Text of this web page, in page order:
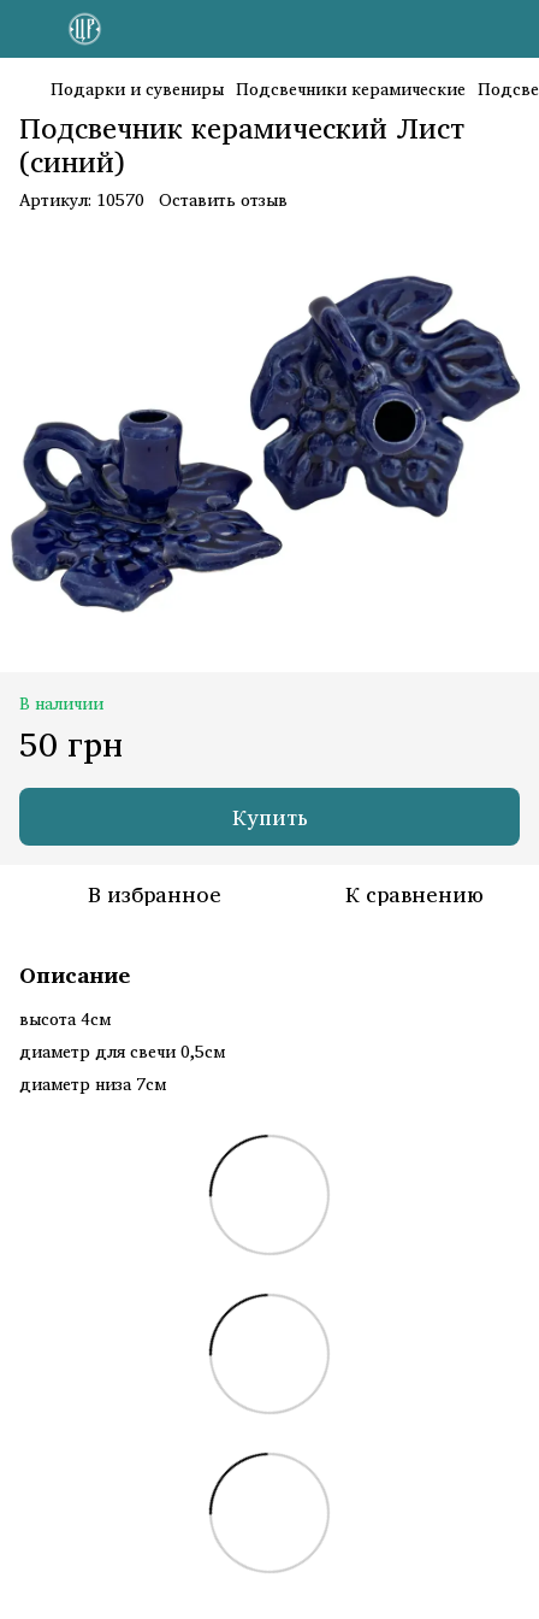
Подарки и сувениры Подсвечники керамические
Подсвечник керамический Лист
(синий)
Артикул: 10570 Оставить отзыв
В наличии
50 грн
Купить
В избранное К сравнению
Описание
высота 4см
диаметр для свечи 0,5см
диаметр низа 7см